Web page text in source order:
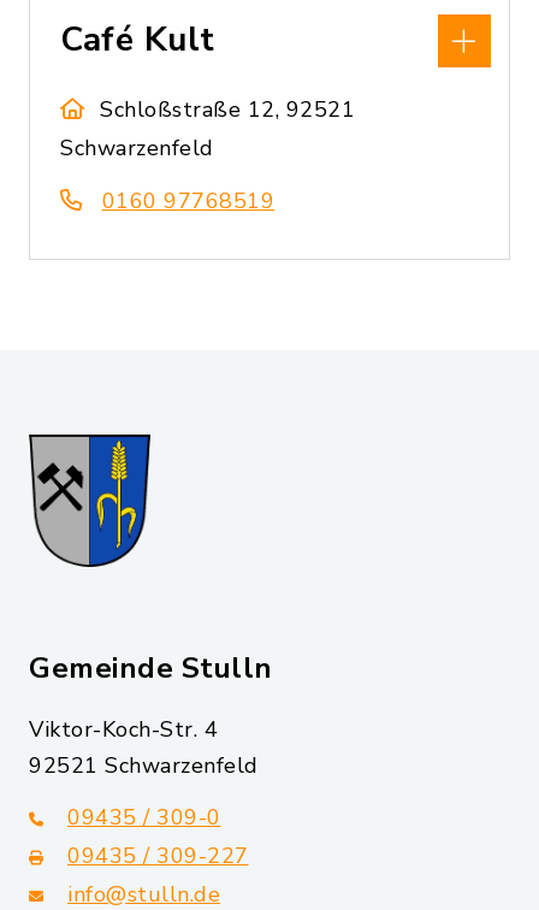
Café Kult
Schloßstraße 12, 92521
Schwarzenfeld
0160 97768519
Gemeinde Stulln
Viktor-Koch-Str. 4
92521 Schwarzenfeld
09435 / 309-0
09435 / 309-227
info@stulln.de